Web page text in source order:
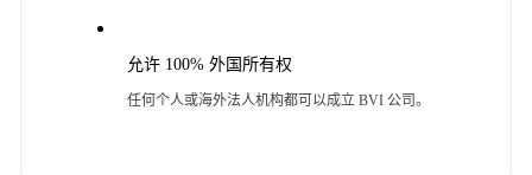
允许 100% 外国所有权
任何个人或海外法人机构都可以成立 BVI 公司。